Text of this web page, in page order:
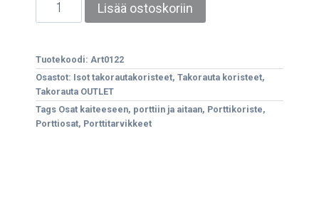
Lisää ostoskoriin
Tuotekoodi: Art0122
Osastot: Isot takorautakoristeet, Takorauta koristeet,
Takorauta OUTLET
Tags Osat kaiteeseen, porttiin ja aitaan, Porttikoriste,
Porttiosat, Porttitarvikkeet